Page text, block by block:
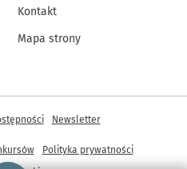
Kontakt
Mapa strony
Newsletter
Polityka prywatności